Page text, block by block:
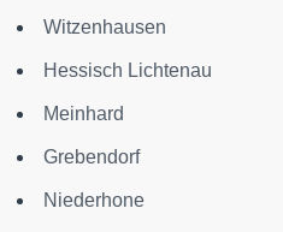
Witzenhausen
Hessisch Lichtenau
Meinhard
Grebendorf
Niederhone